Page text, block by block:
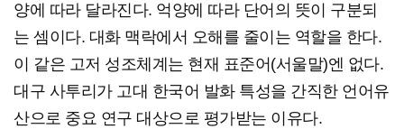
양에 따라 달라진다. 억양에 따라 단어의 뜻이 구분되
는 셈이다. 대화 맥락에서 오해를 줄이는 역할을 한다.
이 같은 고저 성조체계는 현재 표준어(서울말)엔 없다.
대구 사투리가 고대 한국어 발화 특성을 간직한 언어유
산으로 중요 연구 대상으로 평가받는 이유다.